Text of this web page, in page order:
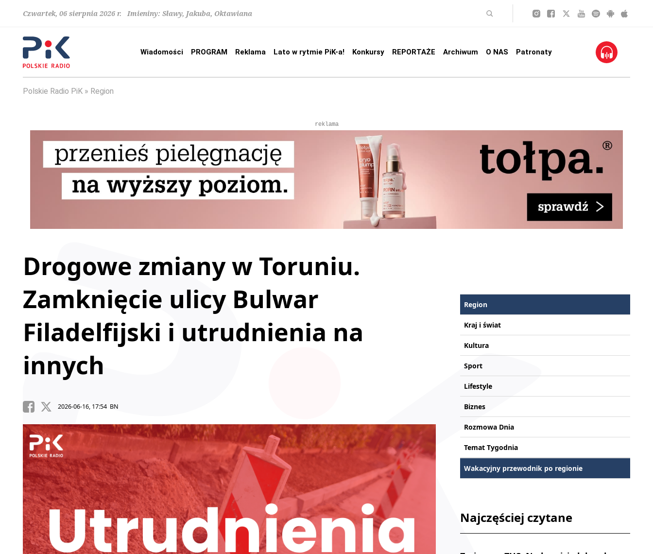
Czwartek, 06 sierpnia 2026 r. Imieniny: Sławy, Jakuba, Oktawiana
Wiadomości PROGRAM Reklama Lato w rytmie PiK-a! Konkursy REPORTAŻE Archiwum O NAS Patronaty
Polskie Radio PiK Region
reklama
Drogowe zmiany w Toruniu.
Zamknięcie ulicy Bulwar
Filadelfijski i utrudnienia na
innych
2026-06-16, 17:54 BN
Region
Kraj i świat
Kultura
Sport
Lifestyle
Biznes
Rozmowa Dnia
Temat Tygodnia
Wakacyjny przewodnik po regionie
Najczęściej czytane